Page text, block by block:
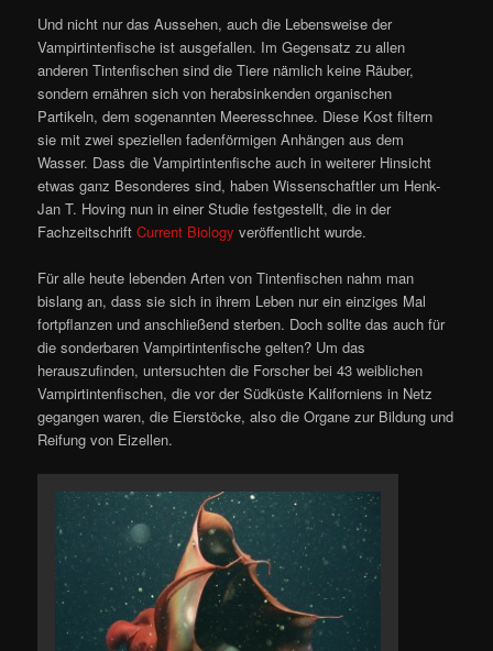
Und nicht nur das Aussehen, auch die Lebensweise der
Vampirtintenfische ist ausgefallen. Im Gegensatz zu allen
anderen Tintenfischen sind die Tiere nämlich keine Räuber,
sondern ernähren sich von herabsinkenden organischen
Partikeln, dem sogenannten Meeresschnee. Diese Kost filtern
sie mit zwei speziellen fadenförmigen Anhängen aus dem
Wasser. Dass die Vampirtintenfische auch in weiterer Hinsicht
etwas ganz Besonderes sind, haben Wissenschaftler um Henk-
Jan T. Hoving nun in einer Studie festgestellt, die in der
FachzeitschriftCurrent Biology veröffentlicht wurde.
Für alle heute lebenden Arten von Tintenfischen nahm man
bislang an, dass sie sich in ihrem Leben nur ein einziges Mal
fortpflanzen und anschließend sterben. Doch sollte das auch für
die sonderbaren Vampirtintenfische gelten? Um das
herauszufinden, untersuchten die Forscher bei 43 weiblichen
Vampirtintenfischen, die vor der Südküste Kaliforniens in Netz
gegangen waren, die Eierstöcke, also die Organe zur Bildung und
Reifung von Eizellen.